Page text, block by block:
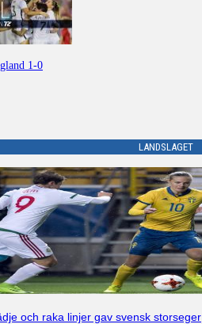
1-0
LANDSLAGET
och raka linjer gav svensk storseger